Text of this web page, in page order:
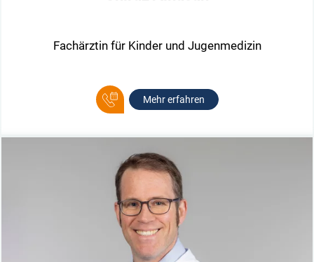
Fachärztin für Kinder und Jugenmedizin
Mehr erfahren